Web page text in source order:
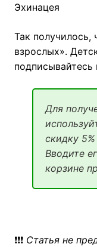
Эхинацея
Так получилось,
взрослых».
подписывайтесь
Для
скидку
Вводите
корзине
❗❗❗ Статья не